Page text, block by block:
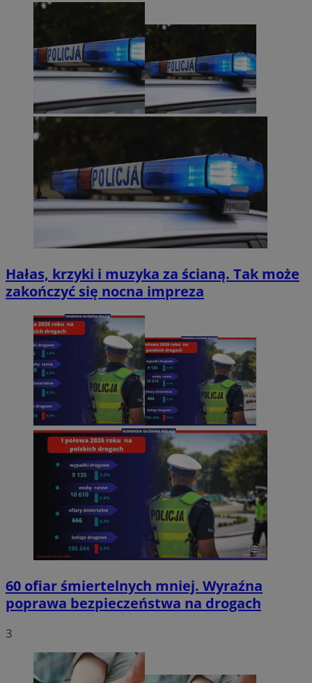
Hałas, krzyki i muzyka za ścianą. Tak może
zakończyć się nocna impreza
60 ofiar śmiertelnych mniej. Wyraźna
poprawa bezpieczeństwa na drogach
3